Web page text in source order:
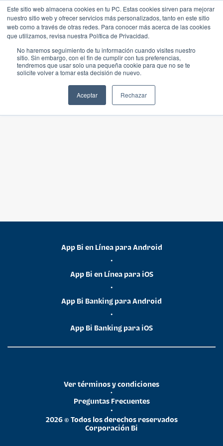
Este sitio web almacena cookies en tu PC. Estas cookies sirven para mejorar
nuestro sitio web y ofrecer servicios más personalizados, tanto en este sitio
web como a través de otras redes. Para conocer más acerca de las cookies
que utilizamos, revisa nuestra Política de Privacidad.
No haremos seguimiento de tu información cuando visites nuestro
sitio. Sin embargo, con el fin de cumplir con tus preferencias,
tendremos que usar solo una pequeña cookie para que no se te
solicite volver a tomar esta decisión de nuevo.
Aceptar Rechazar
App Bi en Línea para Android
•
App Bi en Línea para iOS
•
App Bi Banking para Android
•
App Bi Banking para iOS
2026 © Todos los derechos reservados
Corporación Bi
•
Preguntas Frecuentes
•
Ver términos y condiciones